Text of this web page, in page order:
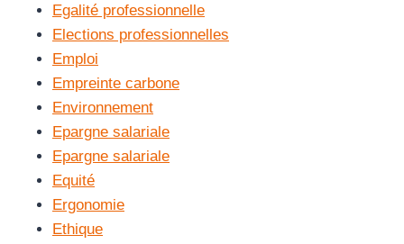
Egalité professionnelle
Elections professionnelles
Emploi
Empreinte carbone
Environnement
Epargne salariale
Epargne salariale
Equité
Ergonomie
Ethique